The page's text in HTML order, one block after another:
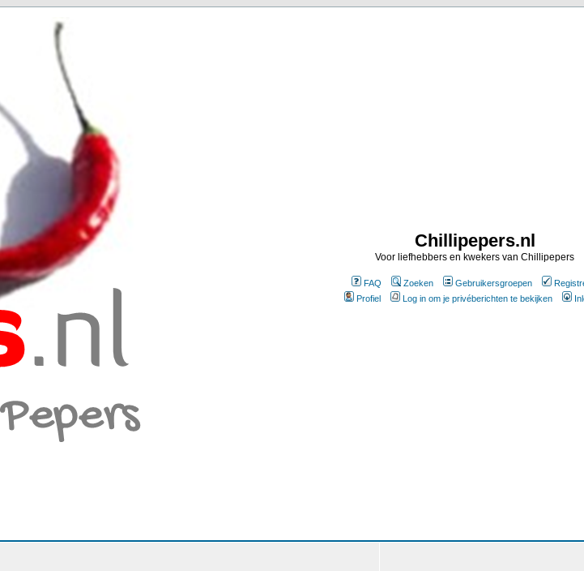
Chillipepers.nl
Voor liefhebbers en kwekers van Chillipepers
FAQ Zoeken Gebruikersgroepen
Profiel
Log in om je privéberichten te bekijken